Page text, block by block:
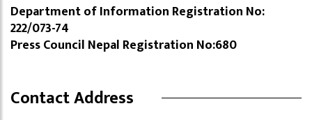
Department of Information Registration No:
222/073-74
Press Council Nepal Registration No:680
Contact Address